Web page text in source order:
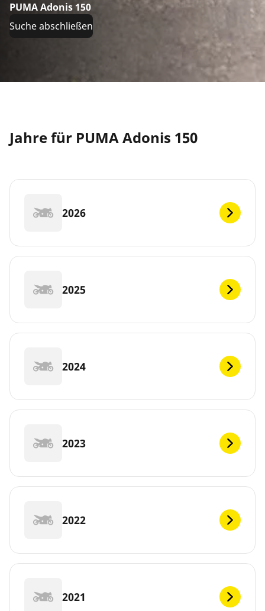
PUMA Adonis 150
Suche abschließen
Jahre für PUMA Adonis 150
2026
2025
2024
2023
2022
2021